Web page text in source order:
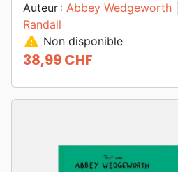
Auteur : Abbey Wedgeworth
Randall
warning Non disponible
Prix
38,99 CHF